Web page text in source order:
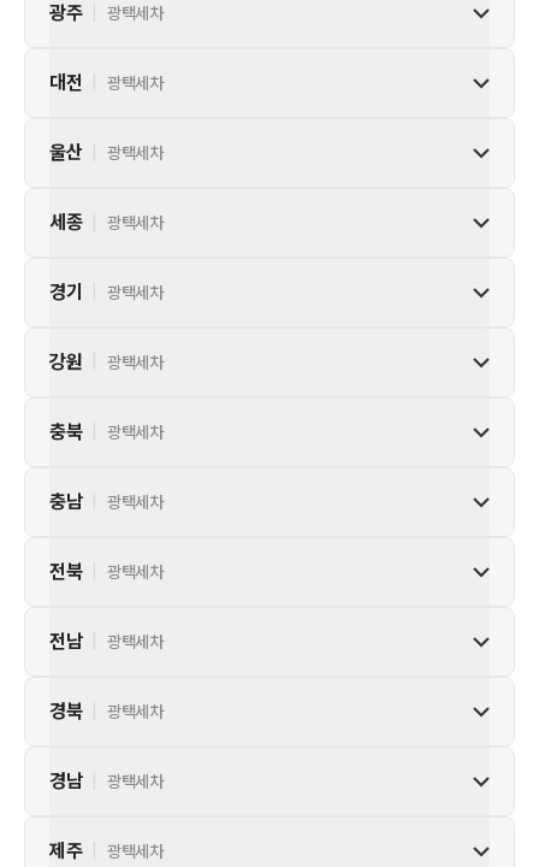
광주 광택세차
대전 광택세차
울산 광택세차
세종 광택세차
경기 광택세차
강원 광택세차
충북 광택세차
충남 광택세차
전북 광택세차
전남 광택세차
경북 광택세차
경남 광택세차
제주 광택세차